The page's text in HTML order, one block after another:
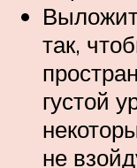
так,
густой
не